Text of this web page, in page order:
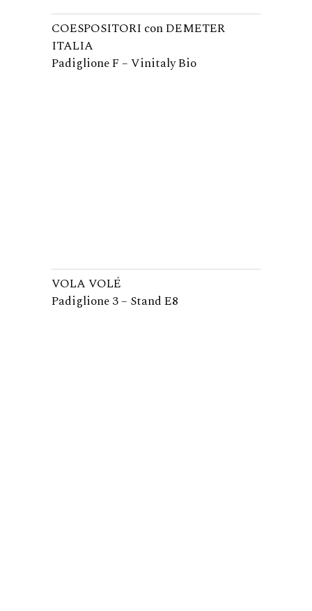
COESPOSITORI con DEMETER
ITALIA
Padiglione F – Vinitaly Bio
VOLA VOLÉ
Padiglione 3 – Stand E8